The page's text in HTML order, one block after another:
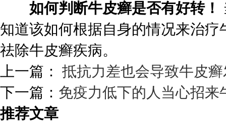
如何判断牛皮癣是否有好转！
知道该如何根据自身的情况来治
祛除牛皮癣疾病。
上一篇： 抵抗力差也会导致牛皮
下一篇： 免疫力低下的人当心招来
推荐文章